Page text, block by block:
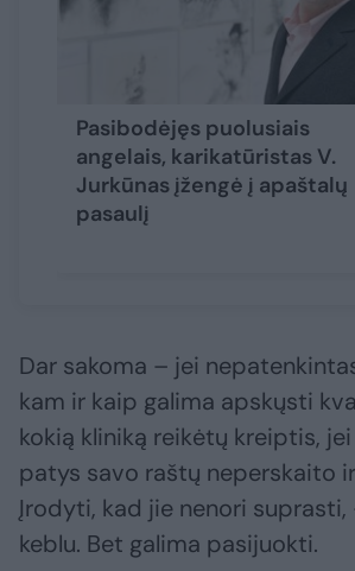
Pasibodėjęs puolusiais
angelais, karikatūristas V.
Jurkūnas įžengė į apaštalų
pasaulį
Dar sakoma – jei
kam ir kaip galima apskųsti
kokią kliniką reikėtų kreiptis,
patys savo raštų neperskaito
Įrodyti, kad jie nenori suprasti,
keblu. Bet galima pasijuokti.